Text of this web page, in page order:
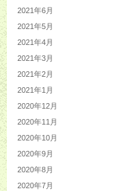
2021年6月
2021年5月
2021年4月
2021年3月
2021年2月
2021年1月
2020年12月
2020年11月
2020年10月
2020年9月
2020年8月
2020年7月